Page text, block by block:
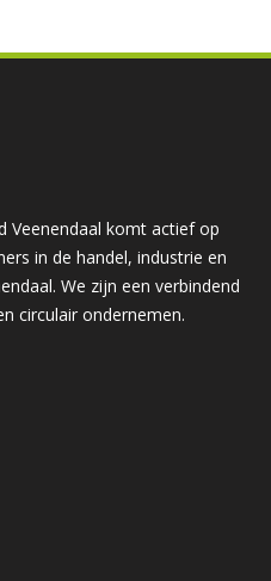
Veenendaal komt actief op
in de handel, industrie en
We zijn een verbindend
circulair ondernemen.